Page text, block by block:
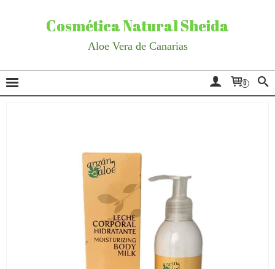
Cosmética Natural Sheida
Aloe Vera de Canarias
0